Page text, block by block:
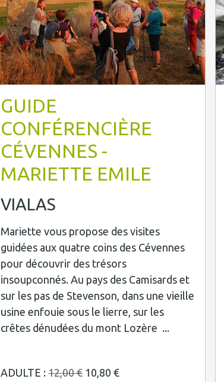
GUIDE
CONFÉRENCIÈRE
CÉVENNES -
MARIETTE EMILE
VIALAS
Mariette vous propose des visites
guidées aux quatre coins des Cévennes
pour découvrir des trésors
insoupconnés. Au pays des Camisards et
sur les pas de Stevenson, dans une vieille
usine enfouie sous le lierre, sur les
crêtes dénudées du mont Lozère ...
ADULTE :12,00 € 10,80 €